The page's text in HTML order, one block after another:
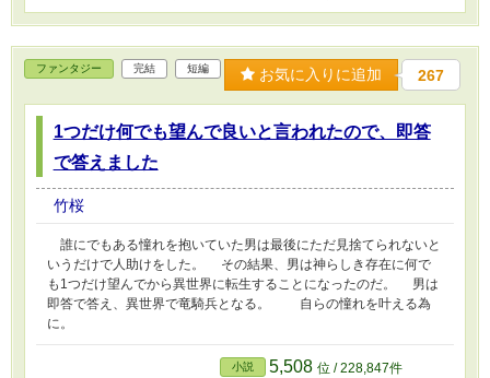
ファンタジー 完結 短編 お気に入りに追加 267
1つだけ何でも望んで良いと言われたので、即答
で答えました
竹桜
誰にでもある憧れを抱いていた男は最後にただ見捨てられないと
いうだけで人助けをした。 その結果、男は神らしき存在に何で
も1つだけ望んでから異世界に転生することになったのだ。 男は
即答で答え、異世界で竜騎兵となる。 自らの憧れを叶える為
に。
小説 5,508 位 / 228,847件